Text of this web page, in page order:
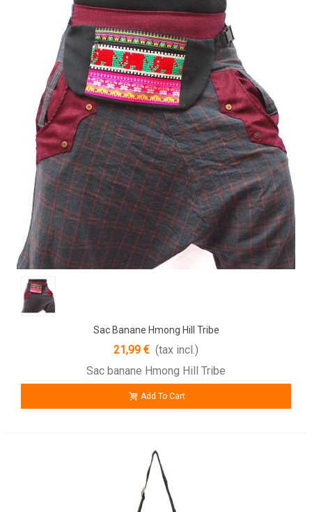
Sac Banane Hmong Hill Tribe
21,99 € (tax incl.)
Sac banane Hmong Hill Tribe
Add To Cart